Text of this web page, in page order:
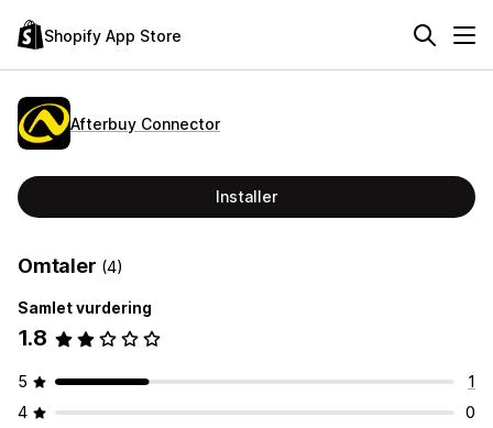
Shopify App Store
Afterbuy Connector
Installer
Omtaler (4)
Samlet vurdering
1.8
5
1
4
0